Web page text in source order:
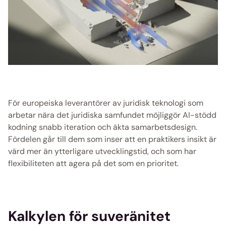
För europeiska leverantörer av juridisk teknologi som
arbetar nära det juridiska samfundet möjliggör AI-stödd
kodning snabb iteration och äkta samarbetsdesign.
Fördelen går till dem som inser att en praktikers insikt är
värd mer än ytterligare utvecklingstid, och som har
flexibiliteten att agera på det som en prioritet.
Kalkylen för suveränitet